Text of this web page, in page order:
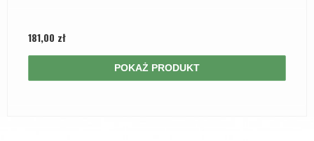
181,00 zł
POKAŻ PRODUKT